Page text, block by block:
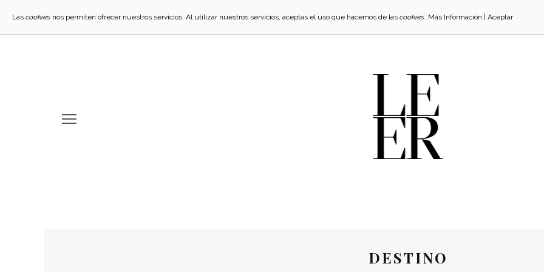
DESTINO
Las cookies nos permiten ofrecer nuestros servicios. Al utilizar nuestros servicios, aceptas el uso que hacemos de las cookies. Más Información Aceptar